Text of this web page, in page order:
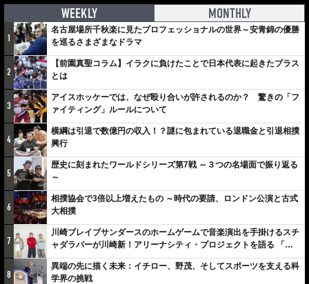
WEEKLY MONTHLY
1
名古屋場所千秋楽に見たプロフェッショナルの世界～安青錦の優勝
を巡るさまざまなドラマ
2
【前園真聖コラム】イラクに負けたことで日本代表に起きたプラス
とは
3
アイスホッケーでは、なぜ殴り合いが許されるのか？ 驚きの「フ
ァイティング」ルールについて
4
横綱は引退で数億円の収入！？謎に包まれている退職金と引退相撲
興行
5
歴史に刻まれたワールドシリーズ第7戦 ～３つの名場面で振り返る
～
6
相撲協会で3倍以上増えたもの ～時代の要請、ロンドン公演と古式
大相撲
7
川崎ブレイブサンダースのホームゲームで音楽演出を手掛けるスチ
ャダラパーが川崎新！アリーナシティ・プロジェクトを語る 「楽
しみでしかないでしょ。川崎は、ずっと成長曲線だから」
8
異端の先に描く未来：イチロー、野茂、そしてスポーツを支える科
学界の挑戦